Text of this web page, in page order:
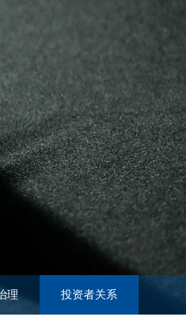
理 投资者关系